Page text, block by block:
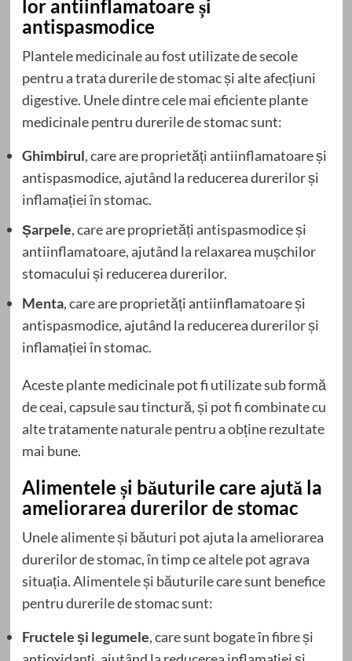
lor antiinflamatoare și
antispasmodice
Plantele medicinale au fost utilizate de secole
pentru a trata durerile de stomac și alte afecțiuni
digestive. Unele dintre cele mai eficiente plante
medicinale pentru durerile de stomac sunt:
Ghimbirul, care are proprietăți antiinflamatoare și
antispasmodice, ajutând la reducerea durerilor și
inflamației în stomac.
Șarpele, care are proprietăți antispasmodice și
antiinflamatoare, ajutând la relaxarea mușchilor
stomacului și reducerea durerilor.
Menta, care are proprietăți antiinflamatoare și
antispasmodice, ajutând la reducerea durerilor și
inflamației în stomac.
Aceste plante medicinale pot fi utilizate sub formă
de ceai, capsule sau tinctură, și pot fi combinate cu
alte tratamente naturale pentru a obține rezultate
mai bune.
Alimentele și băuturile care ajută la
ameliorarea durerilor de stomac
Unele alimente și băuturi pot ajuta la ameliorarea
durerilor de stomac, în timp ce altele pot agrava
situația. Alimentele și băuturile care sunt benefice
pentru durerile de stomac sunt:
Fructele și legumele, care sunt bogate în fibre și